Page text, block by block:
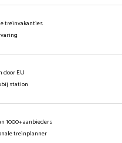
treinvakanties
door EU
station
1000+ aanbieders
treinplanner